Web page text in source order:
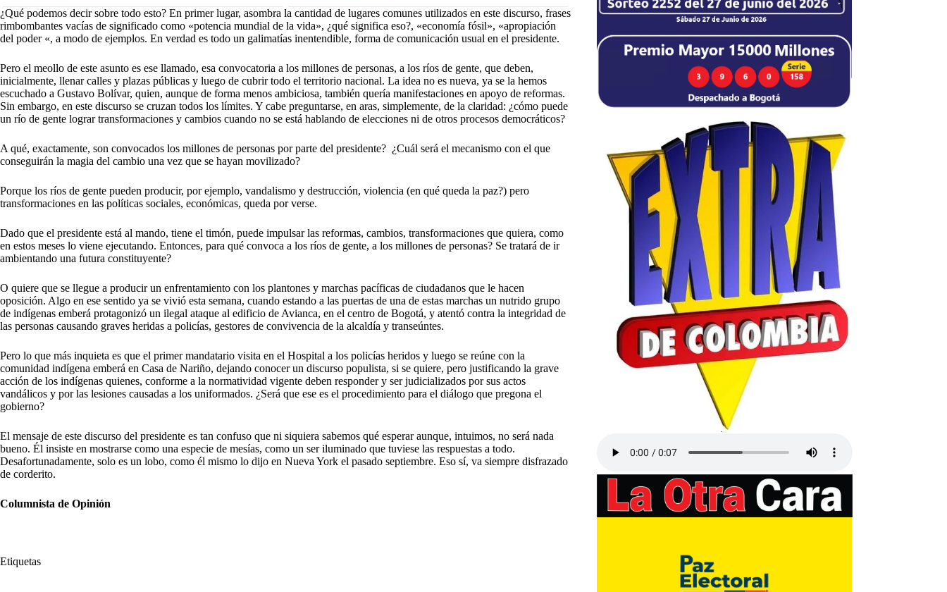
¿Qué podemos decir sobre todo esto? En primer lugar, asombra la cantidad de lugares comunes utilizados en este discurso, frases
rimbombantes vacías de significado como «potencia mundial de la vida», ¿qué significa eso?, «economía fósil», «apropiación
del poder «, a modo de ejemplos. En verdad es todo un galimatías inentendible, forma de comunicación usual en el presidente.
Pero el meollo de este asunto es ese llamado, esa convocatoria a los millones de personas, a los ríos de gente, que deben,
inicialmente, llenar calles y plazas públicas y luego de cubrir todo el territorio nacional. La idea no es nueva, ya se la hemos
escuchado a Gustavo Bolívar, quien, aunque de forma menos ambiciosa, también quería manifestaciones en apoyo de reformas.
Sin embargo, en este discurso se cruzan todos los límites. Y cabe preguntarse, en aras, simplemente, de la claridad: ¿cómo puede
un río de gente lograr transformaciones y cambios cuando no se está hablando de elecciones ni de otros procesos democráticos?
A qué, exactamente, son convocados los millones de personas por parte del presidente? ¿Cuál será el mecanismo con el que
conseguirán la magia del cambio una vez que se hayan movilizado?
Porque los ríos de gente pueden producir, por ejemplo, vandalismo y destrucción, violencia (en qué queda la paz?) pero
transformaciones en las políticas sociales, económicas, queda por verse.
Dado que el presidente está al mando, tiene el timón, puede impulsar las reformas, cambios, transformaciones que quiera, como
en estos meses lo viene ejecutando. Entonces, para qué convoca a los ríos de gente, a los millones de personas? Se tratará de ir
ambientando una futura constituyente?
O quiere que se llegue a producir un enfrentamiento con los plantones y marchas pacíficas de ciudadanos que le hacen
oposición. Algo en ese sentido ya se vivió esta semana, cuando estando a las puertas de una de estas marchas un nutrido grupo
de indígenas emberá protagonizó un ilegal ataque al edificio de Avianca, en el centro de Bogotá, y atentó contra la integridad de
las personas causando graves heridas a policías, gestores de convivencia de la alcaldía y transeúntes.
Pero lo que más inquieta es que el primer mandatario visita en el Hospital a los policías heridos y luego se reúne con la
comunidad indígena emberá en Casa de Nariño, dejando conocer un discurso populista, si se quiere, pero justificando la grave
acción de los indígenas quienes, conforme a la normatividad vigente deben responder y ser judicializados por sus actos
vandálicos y por las lesiones causadas a los uniformados. ¿Será que ese es el procedimiento para el diálogo que pregona el
gobierno?
El mensaje de este discurso del presidente es tan confuso que ni siquiera sabemos qué esperar aunque, intuimos, no será nada
bueno. Él insiste en mostrarse como una especie de mesías, como un ser iluminado que tuviese las respuestas a todo.
Desafortunadamente, solo es un lobo, como él mismo lo dijo en Nueva York el pasado septiembre. Eso sí, va siempre disfrazado
de corderito.
Columnista de Opinión
Etiquetas